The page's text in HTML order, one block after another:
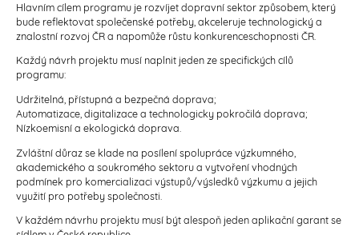
Hlavním cílem programu je rozvíjet dopravní sektor způsobem, který
bude reflektovat společenské potřeby, akceleruje technologický a
znalostní rozvoj ČR a napomůže růstu konkurenceschopnosti ČR.
Každý návrh projektu musí naplnit jeden ze specifických cílů
programu:
Udržitelná, přístupná a bezpečná doprava;
Automatizace, digitalizace a technologicky pokročilá doprava;
Nízkoemisní a ekologická doprava.
Zvláštní důraz se klade na posílení spolupráce výzkumného,
akademického a soukromého sektoru a vytvoření vhodných
podmínek pro komercializaci výstupů/výsledků výzkumu a jejich
využití pro potřeby společnosti.
V každém návrhu projektu musí být alespoň jeden aplikační garant se